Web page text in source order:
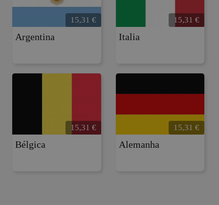
Argentina
15,31 €
Italia
15,31 €
Bélgica
15,31 €
Alemanha
15,31 €